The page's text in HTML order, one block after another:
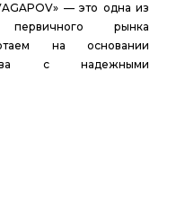
— это одна из
рынка
на основании
с надежными